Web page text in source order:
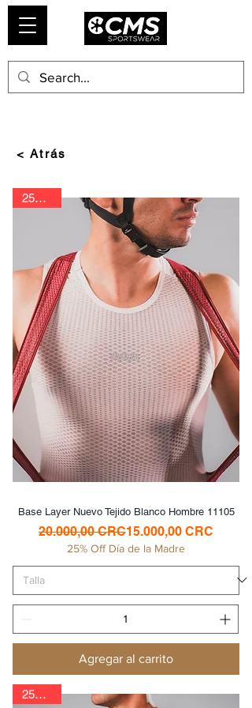
< Atrás
25% Off
Base Layer Nuevo Tejido Blanco Hombre 11105
Precio
20.000,00 CRCPrecio de oferta
15.000,00 CRC
25% Off Día de la Madre
Agregar al carrito
25% Off